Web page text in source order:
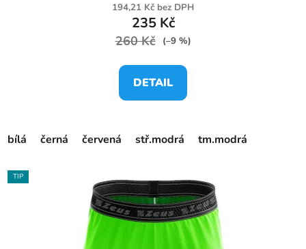
194,21 Kč bez DPH
235 Kč
260 Kč (–9 %)
DETAIL
bílá černá červená stř.modrá tm.modrá
TIP